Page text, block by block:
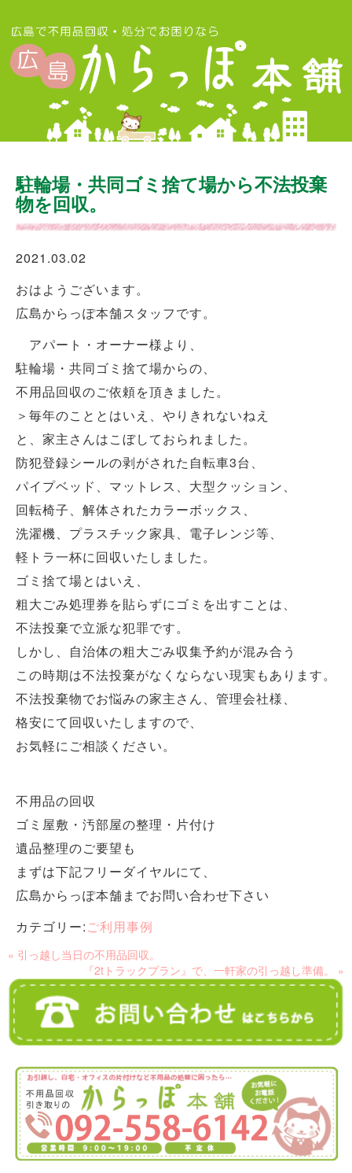
駐輪場・共同ゴミ捨て場から不法投棄
物を回収。
2021.03.02
おはようございます。
広島からっぽ本舗スタッフです。
アパート・オーナー様より、
駐輪場・共同ゴミ捨て場からの、
不用品回収のご依頼を頂きました。
＞毎年のこととはいえ、やりきれないねえ
と、家主さんはこぼしておられました。
防犯登録シールの剥がされた自転車3台、
パイプベッド、マットレス、大型クッション、
回転椅子、解体されたカラーボックス、
洗濯機、プラスチック家具、電子レンジ等、
軽トラ一杯に回収いたしました。
ゴミ捨て場とはいえ、
粗大ごみ処理券を貼らずにゴミを出すことは、
不法投棄で立派な犯罪です。
しかし、自治体の粗大ごみ収集予約が混み合う
この時期は不法投棄がなくならない現実もあります。
不法投棄物でお悩みの家主さん、管理会社様、
格安にて回収いたしますので、
お気軽にご相談ください。
不用品の回収
ゴミ屋敷・汚部屋の整理・片付け
遺品整理のご要望も
まずは下記フリーダイヤルにて、
広島からっぽ本舗までお問い合わせ下さい
カテゴリー:ご利用事例
« 引っ越し当日の不用品回収。
『2tトラックプラン』で、一軒家の引っ越し準備。 »